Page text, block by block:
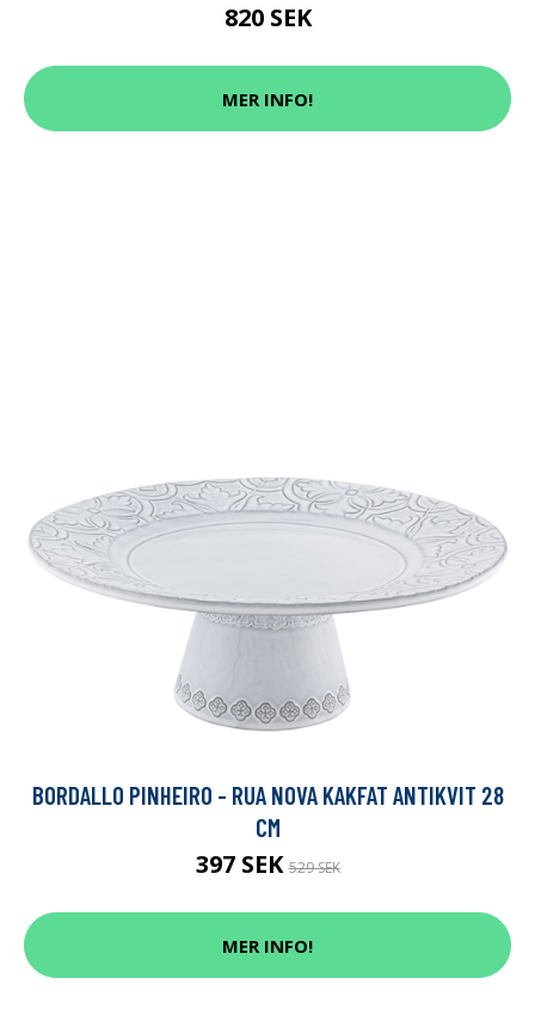
820 SEK
MER INFO!
BORDALLO PINHEIRO - RUA NOVA KAKFAT ANTIKVIT 28
CM
397 SEK529 SEK
MER INFO!